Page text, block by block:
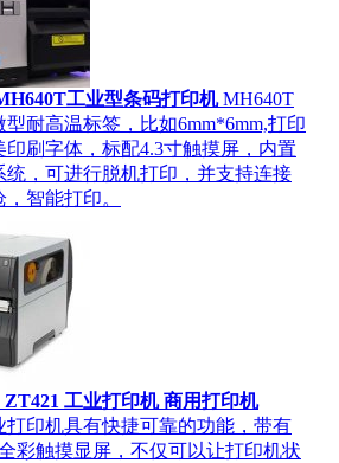
工业型条码打印机 MH640T
型耐高温标签，比如6mm*6mm,打印
印刷字体，标配4.3寸触摸屏，内置
统，可进行脱机打印，并支持连接
智能打印。
工业打印机 商用打印机
打印机具有快捷可靠的功能，带有
彩触摸显屏，不仅可以让打印机状